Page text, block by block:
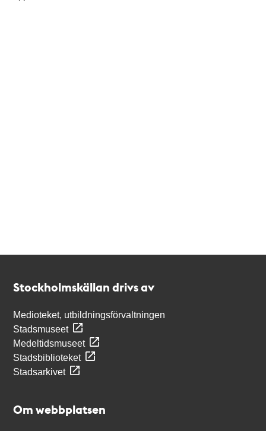
Stockholmskällan drivs av
Medioteket, utbildningsförvaltningen
Stadsmuseet
Medeltidsmuseet
Stadsbiblioteket
Stadsarkivet
Om webbplatsen